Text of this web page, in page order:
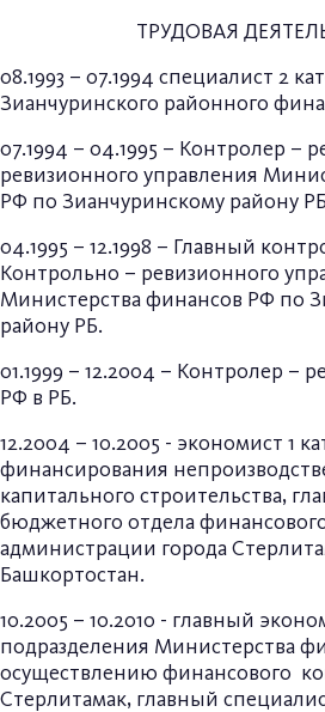
ТРУДОВАЯ
08.1993 – 07.1994 специалист 2
Зианчуринского районного
07.1994 – 04.1995 – Контролер –
ревизионного управления
РФ по Зианчуринскому району
04.1995 – 12.1998 – Главный
Контрольно – ревизионного
Министерства финансов РФ по
району РБ.
01.1999 – 12.2004 – Контролер –
РФ в РБ.
12.2004 – 10.2005 - экономист 1
финансирования
капитального строительства,
бюджетного отдела
администрации города
Башкортостан.
10.2005 – 10.2010 - главный
подразделения Министерства
осуществлению финансового
Стерлитамак, главный